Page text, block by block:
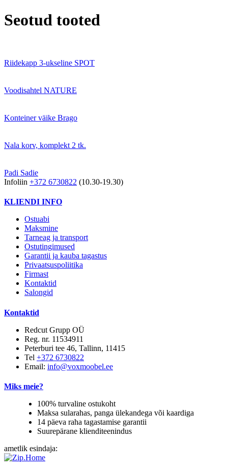
Seotud tooted
Riidekapp 3-ukseline SPOT
Voodisahtel NATURE
Konteiner väike Brago
Nala korv, komplekt 2 tk.
Padi Sadie
Infoliin +372 6730822 (10.30-19.30)
KLIENDI INFO
Ostuabi
Maksmine
Tarneag ja transport
Ostutingimused
Garantii ja kauba tagastus
Privaatsuspoliitika
Firmast
Kontaktid
Salongid
Kontaktid
Redcut Grupp OÜ
Reg. nr. 11534911
Peterburi tee 46, Tallinn, 11415
Tel +372 6730822
Email: info@voxmoobel.ee
Miks meie?
100% turvaline ostukoht
Maksa sularahas, panga ülekandega või kaardiga
14 päeva raha tagastamise garantii
Suurepärane klienditeenindus
ametlik esindaja: